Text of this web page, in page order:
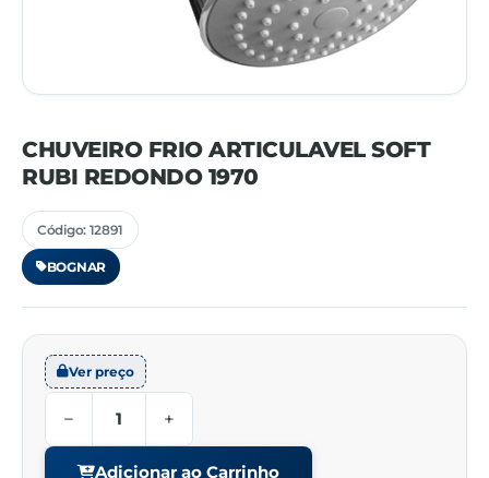
CHUVEIRO FRIO ARTICULAVEL SOFT
RUBI REDONDO 1970
Código: 12891
BOGNAR
Ver preço
− +
Adicionar ao Carrinho